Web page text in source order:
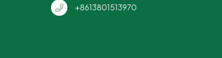
+8613801513970